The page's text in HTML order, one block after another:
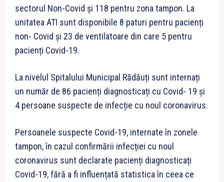
sectorul Non-Covid și 118 pentru zona tampon. La
unitatea ATI sunt disponibile 8 paturi pentru pacienți
non- Covid și 23 de ventilatoare din care 5 pentru
pacienți Covid-19.
La nivelul Spitalului Municipal Rădăuți sunt internați
un număr de 86 pacienți diagnosticați cu Covid- 19 și
4 persoane suspecte de infecție cu noul coronavirus.
Persoanele suspecte Covid-19, internate în zonele
tampon, în cazul confirmării infecției cu noul
coronavirus sunt declarate pacienți diagnosticați
Covid-19, fără a fi influențată statistica în ceea ce